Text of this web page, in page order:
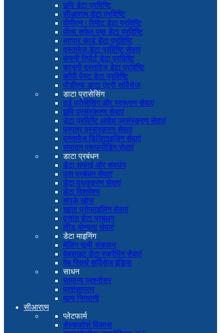
छवि डेटा प्रविष्टि
सीआरएम डेटा प्रविष्टि
वीपीएन / रिमोट डेटा प्रविष्टि
पीला सफेद पृष्ठ डेटा प्रविष्टि
व्यापार कार्ड डेटा प्रविष्टि
दस्तावेज़ डेटा प्रविष्टि सेवाएं
कंपनी रिपोर्ट डेटा प्रविष्टि
कानूनी दस्तावेज डेटा प्रविष्टि
कॉपी पेस्ट डेटा प्रविष्टि
पीडीएफ डाटा एंट्री सर्विसेज
डाटा प्रासेसिंग
वर्ड प्रोसेसिंग और स्वरूपण सेवाएं
छवि प्रसंस्करण सेवाएं
डेटा प्रविष्टि आदेश प्रसंस्करण सेवाएं
प्रपत्र प्रसंस्करण सेवाएं
दस्तावेज़ डिजिटाइजिंग सेवाएं
संपादन प्रूफरीडिंग सेवाएं
डाटा प्रबंधन
डेटा सफाई और संवर्धन
पता प्रबंधन सेवाएं
डेटा पृथक्करण सेवाएं
डेटा विश्लेषण
संपर्क खोज
खाता प्रोफाइलिंग सेवाएं
वृत्तांत डेटा प्रबंधन
लीड योग्यता सेवाएं
डेटा माइनिंग
मेलिंग सूची संकलन
वेबसाइट डेटा स्क्रैपिंग सेवाएं
वेब रिसर्च सर्विसेज इंडिया
साधन
सामान्य प्रश्नोत्तर
प्रशंसापत्र
मूल्य निगरानी
सीआरएम
प्लेटफार्म
सेल्सफोर्स विकास